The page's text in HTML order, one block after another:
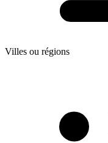
Villes ou régions